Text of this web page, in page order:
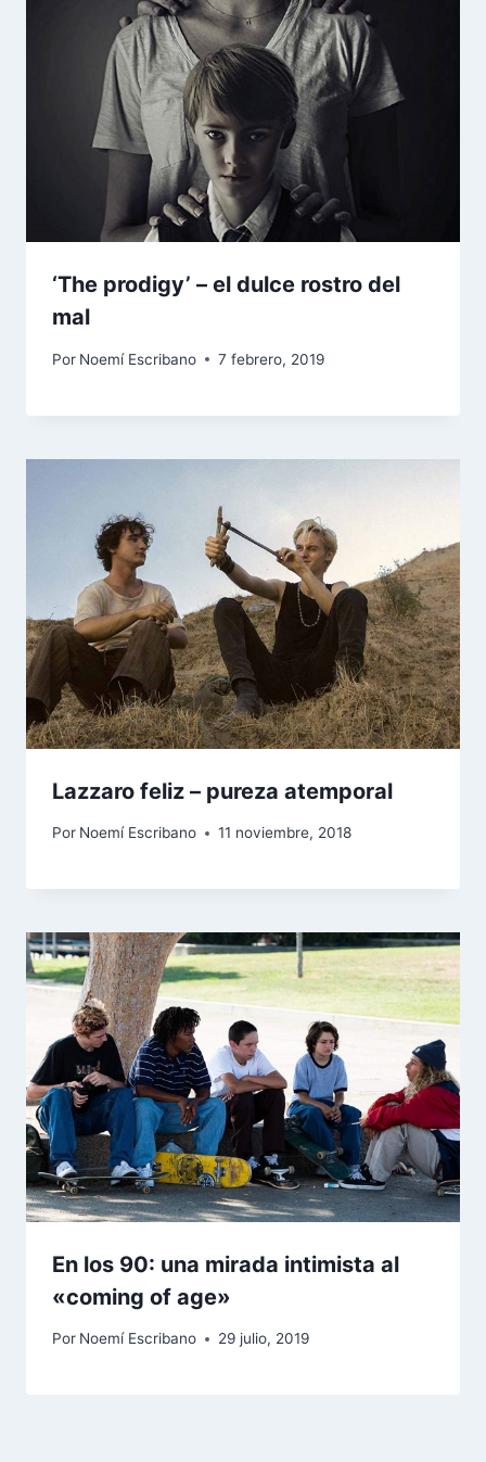
‘The prodigy’ – el dulce rostro del
mal
Por Noemí Escribano 7 febrero, 2019
Lazzaro feliz – pureza atemporal
Por Noemí Escribano 11 noviembre, 2018
En los 90: una mirada intimista al
«coming of age»
Por Noemí Escribano 29 julio, 2019